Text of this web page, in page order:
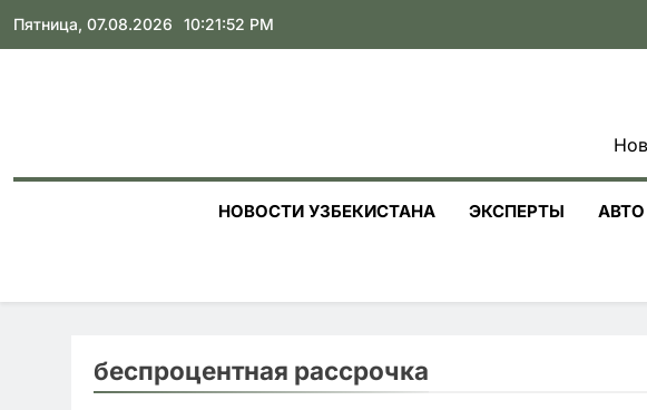
Skip
Пятница, 07.08.2026 10:21:53 PM
НОВОСТИ УЗБЕКИСТАНА ЭКСПЕРТЫ АВТО
беспроцентная рассрочка